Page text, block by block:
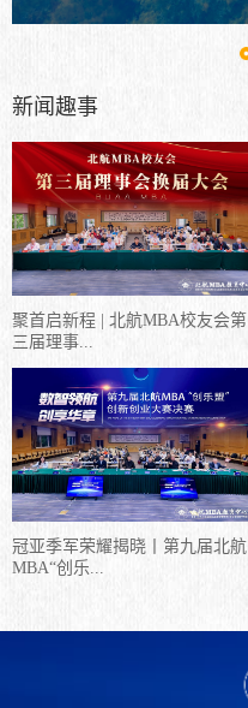
新闻趣事
聚首启新程 | 北航MBA校友会第
三届理事...
冠亚季军荣耀揭晓丨第九届北航
MBA“创乐...